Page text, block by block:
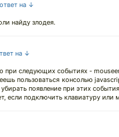
на ↓
найду злодея.
на ↓
при следующих событиях -
пользоваться консолью
появление при этих
если подключить клавиатуру или